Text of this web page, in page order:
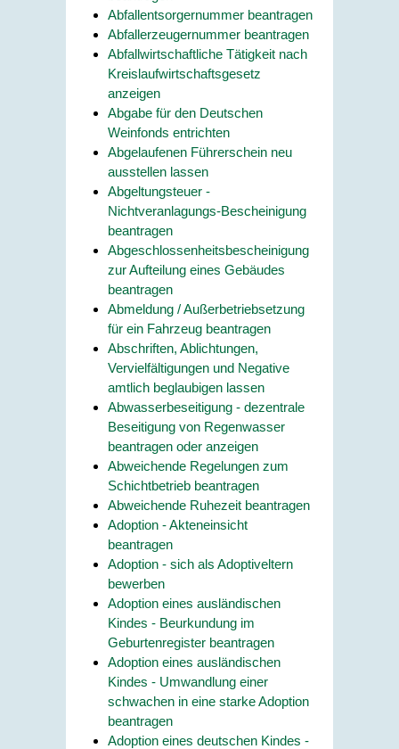
Abfallentsorgernummer beantragen
Abfallerzeugernummer beantragen
Abfallwirtschaftliche Tätigkeit nach
Kreislaufwirtschaftsgesetz
anzeigen
Abgabe für den Deutschen
Weinfonds entrichten
Abgelaufenen Führerschein neu
ausstellen lassen
Abgeltungsteuer -
Nichtveranlagungs-Bescheinigung
beantragen
Abgeschlossenheitsbescheinigung
zur Aufteilung eines Gebäudes
beantragen
Abmeldung / Außerbetriebsetzung
für ein Fahrzeug beantragen
Abschriften, Ablichtungen,
Vervielfältigungen und Negative
amtlich beglaubigen lassen
Abwasserbeseitigung - dezentrale
Beseitigung von Regenwasser
beantragen oder anzeigen
Abweichende Regelungen zum
Schichtbetrieb beantragen
Abweichende Ruhezeit beantragen
Adoption - Akteneinsicht
beantragen
Adoption - sich als Adoptiveltern
bewerben
Adoption eines ausländischen
Kindes - Beurkundung im
Geburtenregister beantragen
Adoption eines ausländischen
Kindes - Umwandlung einer
schwachen in eine starke Adoption
beantragen
Adoption eines deutschen Kindes -